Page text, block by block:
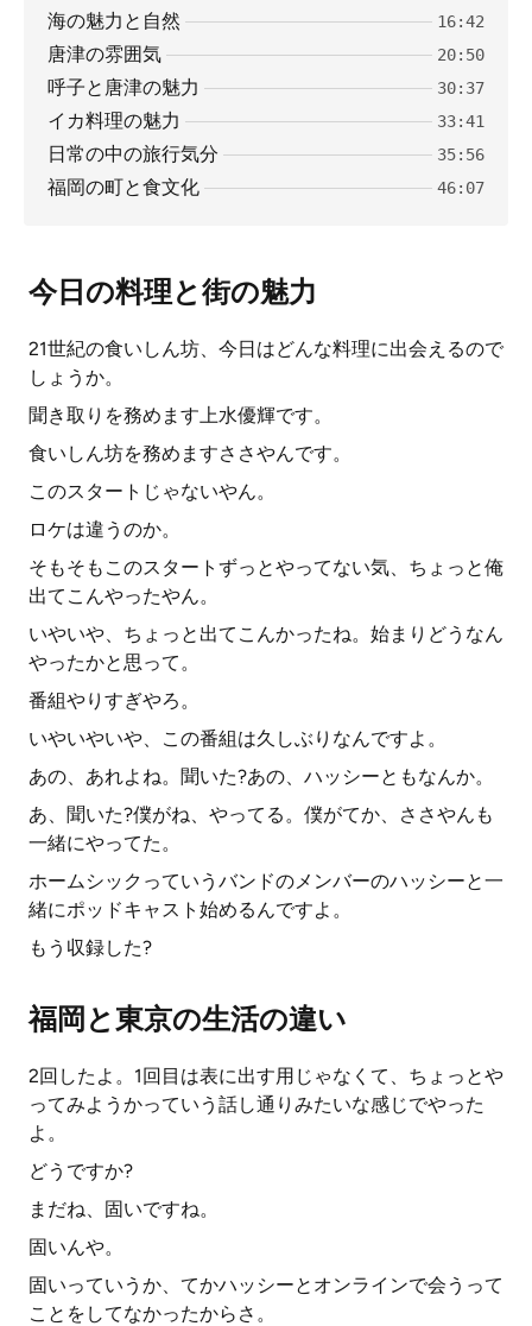
海の魅力と自然 16:42
唐津の雰囲気 20:50
呼子と唐津の魅力 30:37
イカ料理の魅力 33:41
日常の中の旅行気分 35:56
福岡の町と食文化 46:07
今日の料理と街の魅力
21世紀の食いしん坊、今日はどんな料理に出会えるので
しょうか。
聞き取りを務めます上水優輝です。
食いしん坊を務めますささやんです。
このスタートじゃないやん。
ロケは違うのか。
そもそもこのスタートずっとやってない気、ちょっと俺
出てこんやったやん。
いやいや、ちょっと出てこんかったね。始まりどうなん
やったかと思って。
番組やりすぎやろ。
いやいやいや、この番組は久しぶりなんですよ。
あの、あれよね。聞いた?あの、ハッシーともなんか。
あ、聞いた?僕がね、やってる。僕がてか、ささやんも
一緒にやってた。
ホームシックっていうバンドのメンバーのハッシーと一
緒にポッドキャスト始めるんですよ。
もう収録した?
福岡と東京の生活の違い
2回したよ。1回目は表に出す用じゃなくて、ちょっとや
ってみようかっていう話し通りみたいな感じでやった
よ。
どうですか?
まだね、固いですね。
固いんや。
固いっていうか、てかハッシーとオンラインで会うって
ことをしてなかったからさ。